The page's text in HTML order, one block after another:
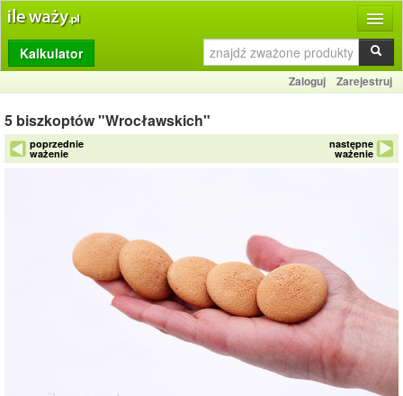
Produkty
Dziennik
Przelicznik
Porównywarka
O stronie
Kalkulator
Zaloguj Zarejestruj
5 biszkoptów "Wrocławskich"
poprzednie
ważenie
następne
ważenie